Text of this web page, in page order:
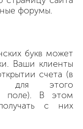
форумы.
букв может
Ваши клиенты
счета (в
для этого
поле). В этом
с них